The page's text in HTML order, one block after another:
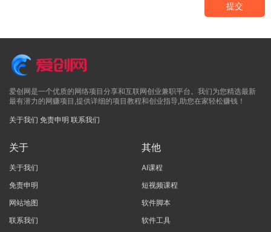
提交
爱创网是一个优质的网络项目分享和互联网创业兼职平台。我们为您精选最新
最有潜力的网赚项目,提供详细的项目教程和创业指导,助您在家轻松赚钱！
关于我们 免责申明 联系我们
关于
关于我们
免责申明
网站地图
联系我们
其他
AI课程
短视频课程
软件脚本
软件工具